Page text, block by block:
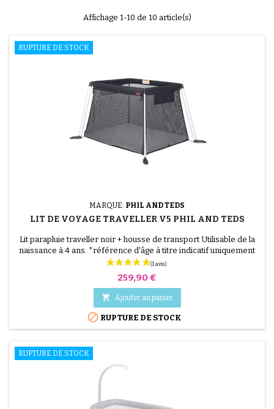
Affichage 1-10 de 10 article(s)
RUPTURE DE STOCK
MARQUE: PHIL AND TEDS
LIT DE VOYAGE TRAVELLER V5 PHIL AND TEDS
Lit parapluie traveller noir + housse de transport Utilisable de la
naissance à 4 ans. *référence d'âge à titre indicatif uniquement
Idéal à la maison et en déplacement, à l'intérieur comme à
ou en tant que co-sleeper de chevet du nouveau-né au moment
où l'enfant peut se retourner, ou vers...
Prix
259,90 €
 Ajouter au panier
 RUPTURE DE STOCK
RUPTURE DE STOCK